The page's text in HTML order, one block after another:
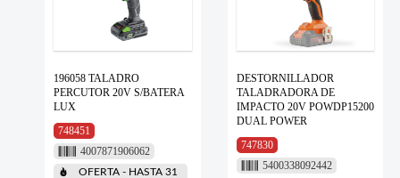
196058 TALADRO
PERCUTOR 20V S/BATERA
LUX
748451
4007871906062
OFERTA - HASTA 31
DESTORNILLADOR
TALADRADORA DE
IMPACTO 20V POWDP15200
DUAL POWER
747830
5400338092442